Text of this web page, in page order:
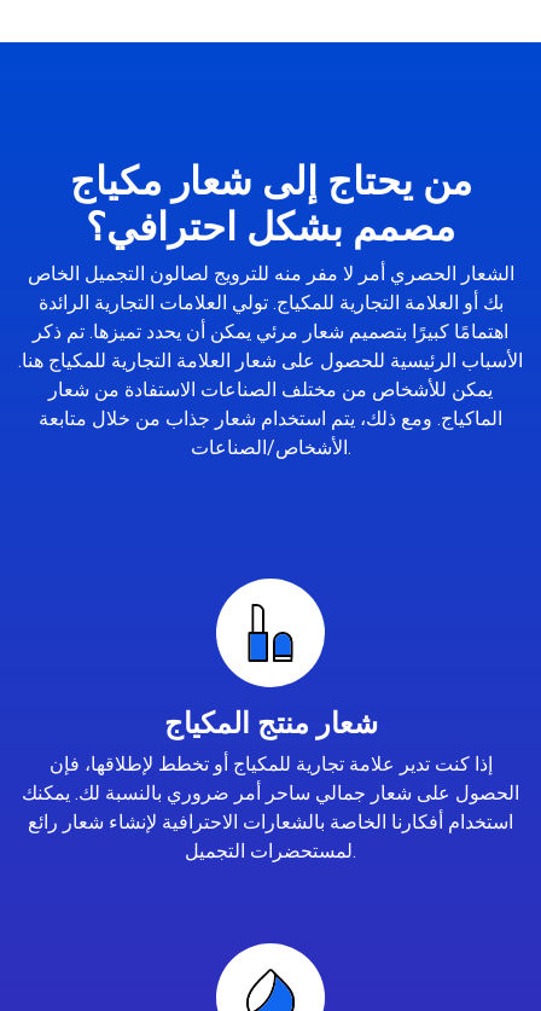
من يحتاج إلى شعار مكياج
مصمم بشكل احترافي؟
الشعار الحصري أمر لا مفر منه للترويج لصالون التجميل الخاص
بك أو العلامة التجارية للمكياج. تولي العلامات التجارية الرائدة
اهتمامًا كبيرًا بتصميم شعار مرئي يمكن أن يحدد تميزها. تم ذكر
الأسباب الرئيسية للحصول على شعار العلامة التجارية للمكياج هنا.
يمكن للأشخاص من مختلف الصناعات الاستفادة من شعار
الماكياج. ومع ذلك، يتم استخدام شعار جذاب من خلال متابعة
الأشخاص/الصناعات.
شعار منتج المكياج
إذا كنت تدير علامة تجارية للمكياج أو تخطط لإطلاقها، فإن
الحصول على شعار جمالي ساحر أمر ضروري بالنسبة لك. يمكنك
استخدام أفكارنا الخاصة بالشعارات الاحترافية لإنشاء شعار رائع
لمستحضرات التجميل.